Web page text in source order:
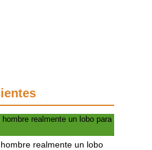
realmente un lobo